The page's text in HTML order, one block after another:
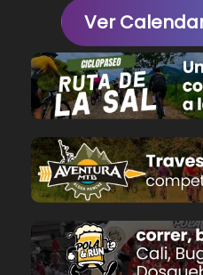
Ver